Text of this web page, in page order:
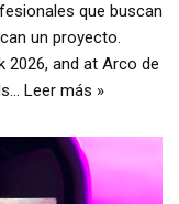
que buscan
un proyecto.
2026, and at Arco de
Leer más »